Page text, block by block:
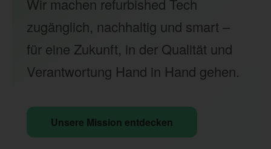
zugänglich, nachhaltig und smart –
für eine Zukunft, in der Qualität und
Verantwortung Hand in Hand gehen.
Unsere Mission entdecken